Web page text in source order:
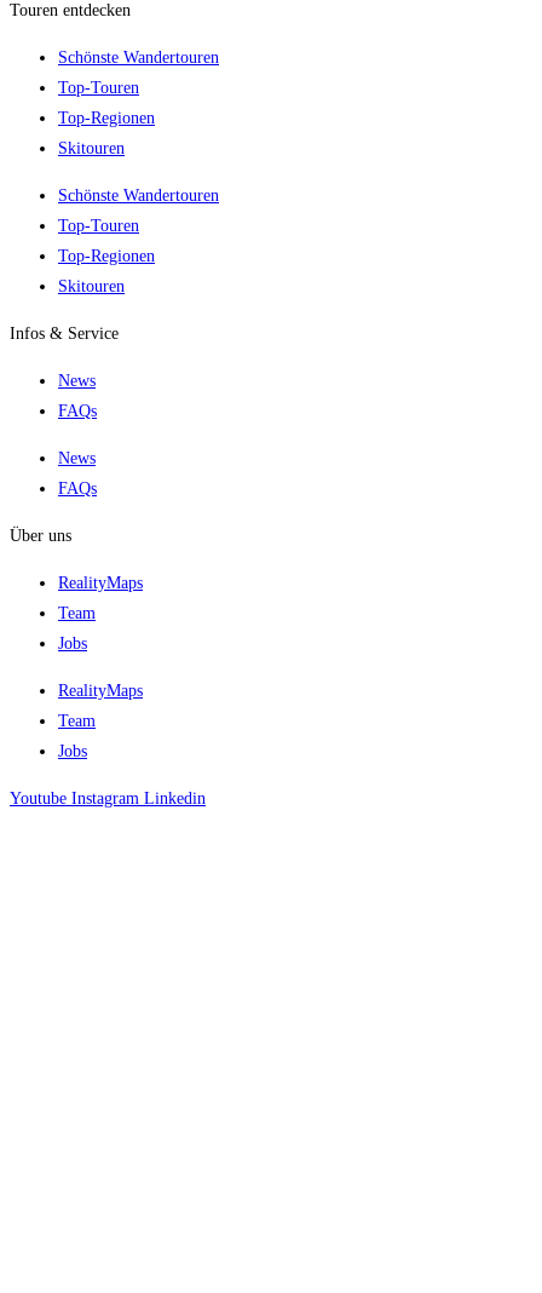
Touren entdecken
Schönste Wandertouren
Top-Touren
Top-Regionen
Skitouren
Schönste Wandertouren
Top-Touren
Top-Regionen
Skitouren
Infos & Service
News
FAQs
News
FAQs
Über uns
RealityMaps
Team
Jobs
RealityMaps
Team
Jobs
Youtube Instagram Linkedin